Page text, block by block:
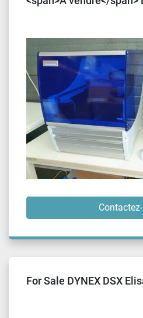
For Sale DYNEX DSX